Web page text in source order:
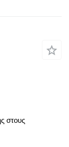
στους